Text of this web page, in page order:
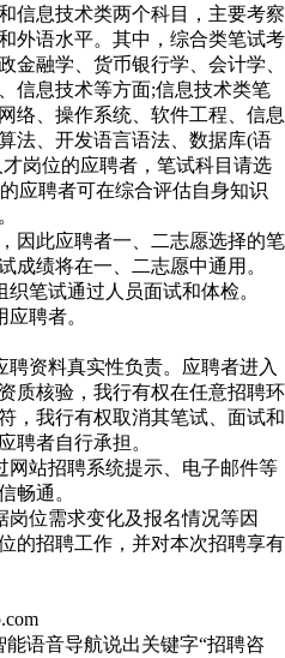
息技术类两个科目，主要考察
外语水平。其中，综合类笔试考
金融学、货币银行学、会计学、
信息技术等方面;信息技术类笔
络、操作系统、软件工程、信息
法、开发语言语法、数据库(语
岗位的应聘者，笔试科目请选
应聘者可在综合评估自身知识
此应聘者一、二志愿选择的笔
成绩将在一、二志愿中通用。
笔试通过人员面试和体检。
聘者。
资料真实性负责。应聘者进入
质核验，我行有权在任意招聘环
，我行有权取消其笔试、面试和
聘者自行承担。
站招聘系统提示、电子邮件等
畅通。
位需求变化及报名情况等因
的招聘工作，并对本次招聘享有
语音导航说出关键字“招聘咨